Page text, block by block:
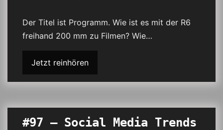
Der Titel ist Programm. Wie ist es mit der R6
freihand 200 mm zu Filmen? Wie…
Jetzt reinhören
#97 – Social Media Trends